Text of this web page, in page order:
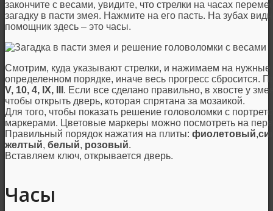
закончите с весами, увидите, что стрелки на часах
загадку в пасти змея. Нажмите на его пасть. На зубах
помощник здесь – это часы.
Смотрим, куда указывают стрелки, и нажимаем на
определенном порядке, иначе весь прогресс сбросится.
V, 10, 4, IX, III . Если все сделано правильно, в хвосте у
чтобы открыть дверь, которая спрятана за мозаикой.
Для того, чтобы показать решение головоломки с
маркерами. Цветовые маркеры можно посмотреть на
Правильный порядок нажатия на плиты: фиолетовый,
желтый, белый, розовый.
Вставляем ключ, открывается дверь.
Часы